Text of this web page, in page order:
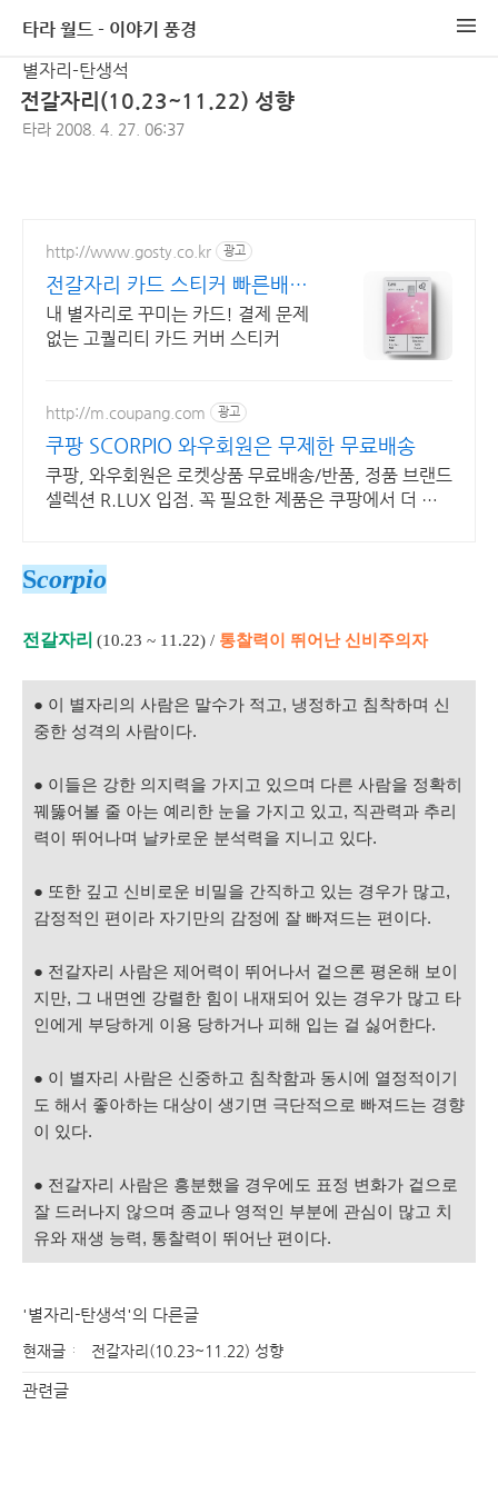
타라 월드 - 이야기 풍경
별자리-탄생석
전갈자리(10.23~11.22) 성향
타라 2008. 4. 27. 06:37
http://www.gosty.co.kr 광고
전갈자리 카드 스티커 빠른배송,
예쁜패키지,고급소재
내 별자리로 꾸미는 카드! 결제 문제
없는 고퀄리티 카드 커버 스티커
http://m.coupang.com 광고
쿠팡 SCORPIO 와우회원은 무제한 무료배송
쿠팡, 와우회원은 로켓상품 무료배송/반품, 정품 브랜드
셀렉션 R.LUX 입점. 꼭 필요한 제품은 쿠팡에서 더 저
Scorpio
전갈자리 (10.23 ~ 11.22) / 통찰력이 뛰어난 신비주의자
● 이 별자리의 사람은 말수가 적고, 냉정하고 침착하며 신
중한 성격의 사람이다.
● 이들은 강한 의지력을 가지고 있으며 다른 사람을 정확히
꿰뚫어볼 줄 아는 예리한 눈을 가지고 있고, 직관력과 추리
력이 뛰어나며 날카로운 분석력을 지니고 있다.
● 또한 깊고 신비로운 비밀을 간직하고 있는 경우가 많고,
감정적인 편이라 자기만의 감정에 잘 빠져드는 편이다.
● 전갈자리 사람은 제어력이 뛰어나서 겉으론 평온해 보이
지만, 그 내면엔 강렬한 힘이 내재되어 있는 경우가 많고 타
인에게 부당하게 이용 당하거나 피해 입는 걸 싫어한다.
● 이 별자리 사람은 신중하고 침착함과 동시에 열정적이기
도 해서 좋아하는 대상이 생기면 극단적으로 빠져드는 경향
이 있다.
● 전갈자리 사람은 흥분했을 경우에도 표정 변화가 겉으로
잘 드러나지 않으며 종교나 영적인 부분에 관심이 많고 치
유와 재생 능력, 통찰력이 뛰어난 편이다.
'별자리-탄생석'의 다른글
현재글 전갈자리(10.23~11.22) 성향
관련글